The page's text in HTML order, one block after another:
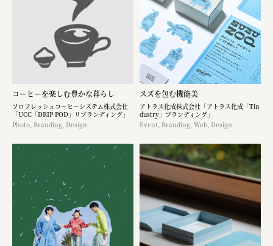
コーヒーを楽しむ豊かな暮らし
ソロフレッシュコーヒーシステム株式会社
「UCC「DRIP POD」リブランディング」
Photo, Branding, Design
スズを包む機能美
アトラス化成株式会社「アトラス化成「Tin
dustry」ブランディング」
Event, Branding, Web, Design